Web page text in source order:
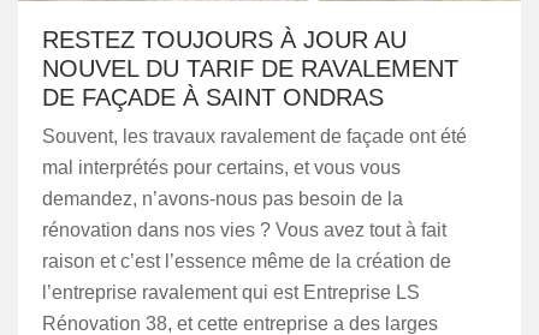
RESTEZ TOUJOURS À JOUR AU
NOUVEL DU TARIF DE RAVALEMENT
DE FAÇADE À SAINT ONDRAS
Souvent, les travaux ravalement de façade ont été
mal interprétés pour certains, et vous vous
demandez, n’avons-nous pas besoin de la
rénovation dans nos vies ? Vous avez tout à fait
raison et c’est l’essence même de la création de
l’entreprise ravalement qui est Entreprise LS
Rénovation 38, et cette entreprise a des larges